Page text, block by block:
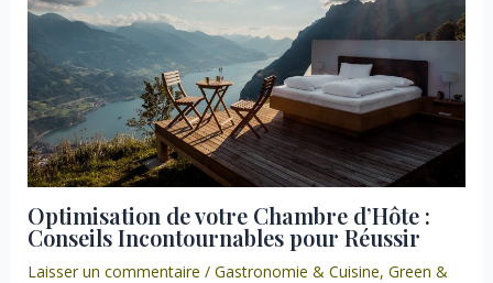
Optimisation de votre Chambre d’Hôte :
Conseils Incontournables pour Réussir
Laisser un commentaire / Gastronomie & Cuisine, Green &